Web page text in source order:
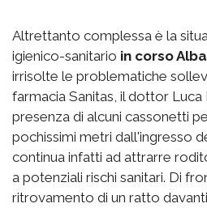
Altrettanto complessa è la
igienico-sanitario in corso Alba
irrisolte le problematiche
farmacia Sanitas, il dottor Luca
presenza di alcuni cassonetti
pochissimi metri dall'ingresso
continua infatti ad attrarre
a potenziali rischi sanitari. Di
ritrovamento di un ratto